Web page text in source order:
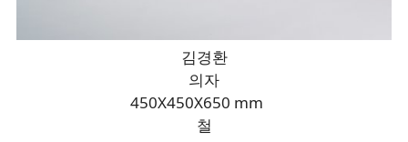
김경환
의자
450X450X650 mm
철